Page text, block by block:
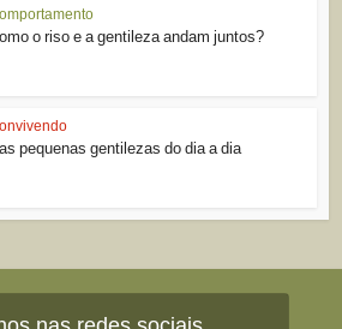
o riso e a gentileza andam juntos?
pequenas gentilezas do dia a dia